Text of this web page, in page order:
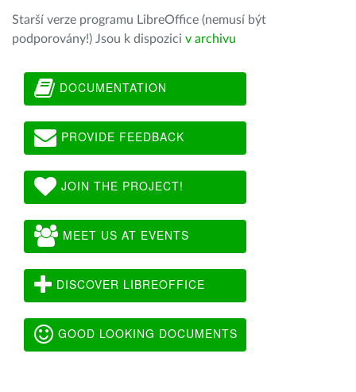
Starší verze programu LibreOffice (nemusí být
podporovány!) Jsou k dispozici v archivu
DOCUMENTATION
PROVIDE FEEDBACK
JOIN THE PROJECT!
MEET US AT EVENTS
DISCOVER LIBREOFFICE
GOOD LOOKING DOCUMENTS